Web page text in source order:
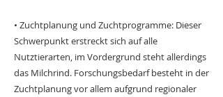
• Zuchtplanung und Zuchtprogramme: Dieser
Schwerpunkt erstreckt sich auf alle
Nutztierarten, im Vordergrund steht allerdings
das Milchrind. Forschungsbedarf besteht in der
Zuchtplanung vor allem aufgrund regionaler